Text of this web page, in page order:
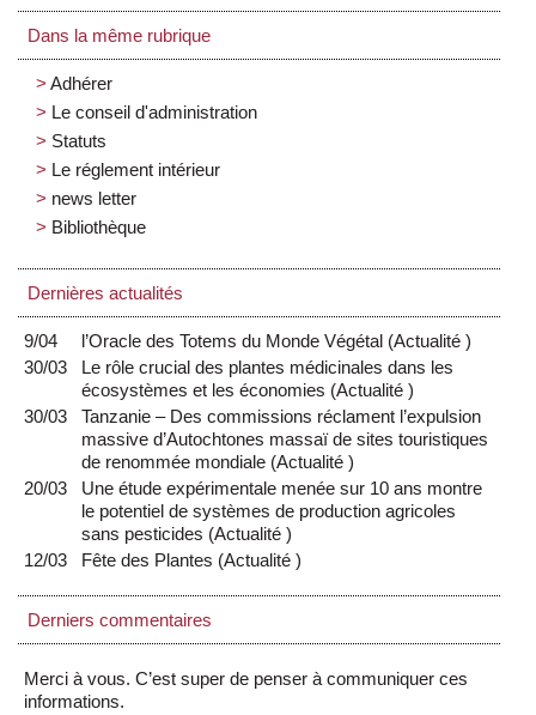
Dans la même rubrique
Adhérer
Le conseil d'administration
Statuts
Le réglement intérieur
news letter
Bibliothèque
Dernières actualités
9/04 l’Oracle des Totems du Monde Végétal (Actualité)
30/03
Le rôle crucial des plantes médicinales dans les
écosystèmes et les économies (Actualité)
30/03
Tanzanie – Des commissions réclament l’expulsion
massive d’Autochtones massaï de sites touristiques
de renommée mondiale (Actualité)
20/03
Une étude expérimentale menée sur 10 ans montre
le potentiel de systèmes de production agricoles
sans pesticides (Actualité)
12/03
Fête des Plantes (Actualité)
Derniers commentaires
Merci à vous. C’est super de penser à communiquer ces
informations.